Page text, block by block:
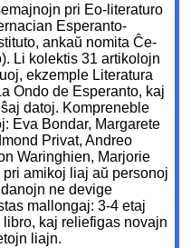
pri Eo-literaturo
Esperanto-
ankaŭ nomita Ĉe-
Li kolektis 31 artikolojn
ekzemple Literatura
Ondo de Esperanto, kaj
datoj. Kompreneble
Eva Bondar, Margarete
Privat, Andreo
Waringhien, Marjorie
amikoj liaj aŭ personoj
ne devige
mallongaj: 3-4 etaj
kaj reliefigas novajn
liajn.